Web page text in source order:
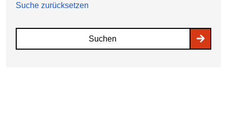
Suche zurücksetzen
Suchen